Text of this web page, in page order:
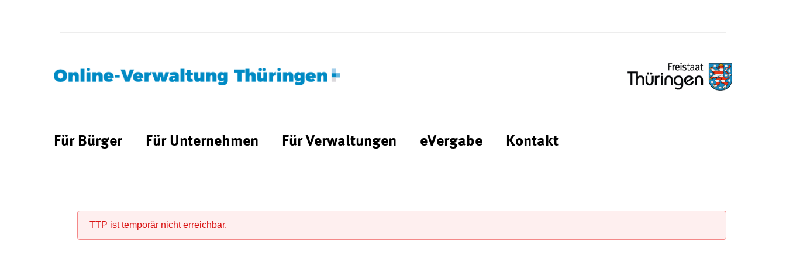
Für Bürger Für Unternehmen Für Verwaltungen eVergabe Kontakt
TTP ist temporär nicht erreichbar.